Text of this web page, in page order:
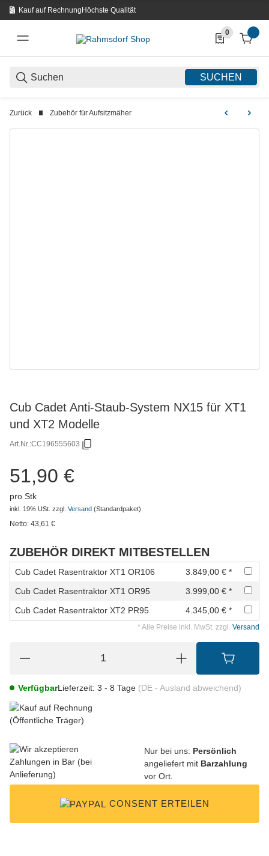
Kauf auf RechnungHöchste Qualität
SUCHEN
0
0 Produkte in
Zurück Zubehör für Aufsitzmäher
Cub Cadet Anti-Staub-System NX15 für XT1
und XT2 Modelle
Art.Nr.:CC196555603
51,90 €
pro Stk
inkl. 19% USt. zzgl. Versand (Standardpaket)
Netto: 43,61 €
ZUBEHÖR DIREKT MITBESTELLEN
Cub Cadet Rasentraktor XT1 OR106
3.849,00 € *
Cub Cadet Rasentraktor XT1 OR95
3.999,00 € *
Cub Cadet Rasentraktor XT2 PR95
4.345,00 € *
* Alle Preise inkl. MwSt. zzgl. Versand
VerfügbarLieferzeit: 3 - 8 Tage (DE - Ausland abweichend)
Nur bei uns: Persönlich
angeliefert mit Barzahlung
vor Ort.
CONSENT ERTEILEN